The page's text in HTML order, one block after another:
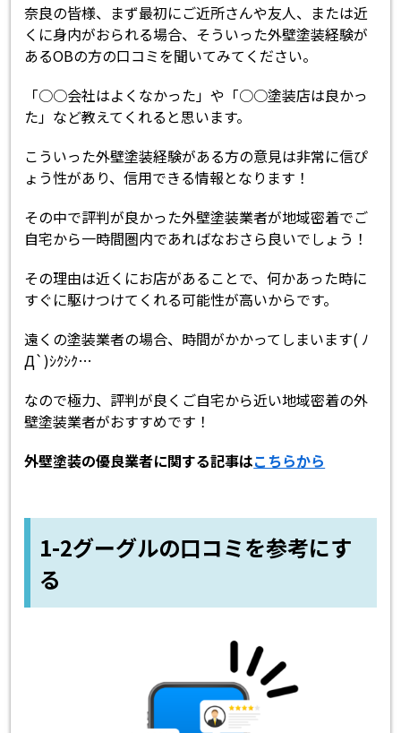
奈良の皆様、まず最初にご近所さんや友人、または近
くに身内がおられる場合、そういった外壁塗装経験が
あるOBの方の口コミを聞いてみてください。
「○○会社はよくなかった」や「○○塗装店は良かっ
た」など教えてくれると思います。
こういった外壁塗装経験がある方の意見は非常に信ぴ
ょう性があり、信用できる情報となります！
その中で評判が良かった外壁塗装業者が地域密着でご
自宅から一時間圏内であればなおさら良いでしょう！
その理由は近くにお店があることで、何かあった時に
すぐに駆けつけてくれる可能性が高いからです。
遠くの塗装業者の場合、時間がかかってしまいます( ﾉ
Д`)ｼｸｼｸ…
なので極力、評判が良くご自宅から近い地域密着の外
壁塗装業者がおすすめです！
外壁塗装の優良業者に関する記事はこちらから
1-2グーグルの口コミを参考にす
る